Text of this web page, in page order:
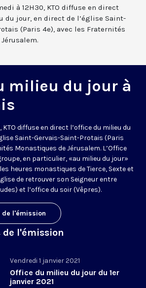
à 12H30, KTO diffuse en direct
du jour, en direct de l’église Saint-
(Paris 4e), avec les Fraternités
milieu du jour à
diffuse en direct l’office du milieu du
Saint-Gervais-Saint-Protais (Paris
Monastiques de Jérusalem. L’Office
en particulier, «au milieu du jour»
heures monastiques de Tierce, Sexte et
de retrouver son Seigneur entre
et l’office du soir (Vêpres).
l'émission
l'émission
Vendredi 1 janvier 2021
Office du milieu du jour du 1er
janvier 2021